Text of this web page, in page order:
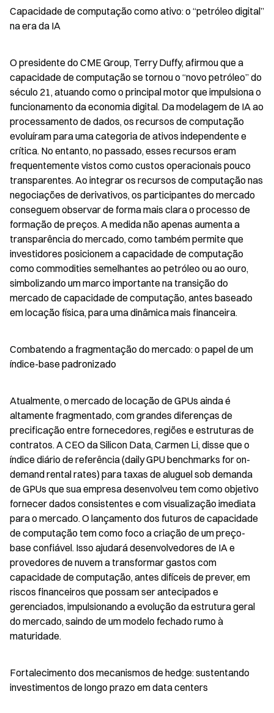
Capacidade de computação como ativo: o “petróleo digital”
na era da IA
O presidente do CME Group, Terry Duffy, afirmou que a
capacidade de computação se tornou o “novo petróleo” do
século 21, atuando como o principal motor que impulsiona o
funcionamento da economia digital. Da modelagem de IA ao
processamento de dados, os recursos de computação
evoluíram para uma categoria de ativos independente e
crítica. No entanto, no passado, esses recursos eram
frequentemente vistos como custos operacionais pouco
transparentes. Ao integrar os recursos de computação nas
negociações de derivativos, os participantes do mercado
conseguem observar de forma mais clara o processo de
formação de preços. A medida não apenas aumenta a
transparência do mercado, como também permite que
investidores posicionem a capacidade de computação
como commodities semelhantes ao petróleo ou ao ouro,
simbolizando um marco importante na transição do
mercado de capacidade de computação, antes baseado
em locação física, para uma dinâmica mais financeira.
Combatendo a fragmentação do mercado: o papel de um
índice-base padronizado
Atualmente, o mercado de locação de GPUs ainda é
altamente fragmentado, com grandes diferenças de
precificação entre fornecedores, regiões e estruturas de
contratos. A CEO da Silicon Data, Carmen Li, disse que o
índice diário de referência (daily GPU benchmarks for on-
demand rental rates) para taxas de aluguel sob demanda
de GPUs que sua empresa desenvolveu tem como objetivo
fornecer dados consistentes e com visualização imediata
para o mercado. O lançamento dos futuros de capacidade
de computação tem como foco a criação de um preço-
base confiável. Isso ajudará desenvolvedores de IA e
provedores de nuvem a transformar gastos com
capacidade de computação, antes difíceis de prever, em
riscos financeiros que possam ser antecipados e
gerenciados, impulsionando a evolução da estrutura geral
do mercado, saindo de um modelo fechado rumo à
maturidade.
Fortalecimento dos mecanismos de hedge: sustentando
investimentos de longo prazo em data centers